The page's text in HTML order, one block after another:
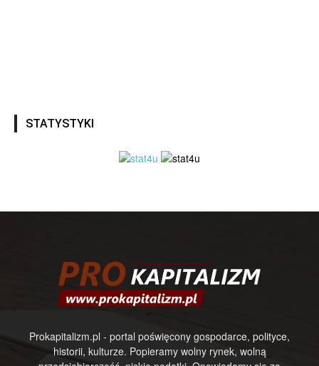
STATYSTYKI
Prokapitalizm.pl - portal poświęcony gospodarce, polityce,
historii, kulturze. Popieramy wolny rynek, wolną